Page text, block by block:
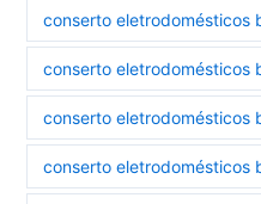
conserto eletrodomésticos
conserto eletrodomésticos
conserto eletrodomésticos
conserto eletrodomésticos